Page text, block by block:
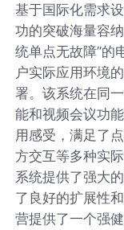
基于国际化需求
功的突破海量容
统单点无故障”的
户实际应用环境
署。该系统在同
能和视频会议功
用感受，满足了
方交互等多种实
系统提供了强大
了良好的扩展性
营提供了一个强